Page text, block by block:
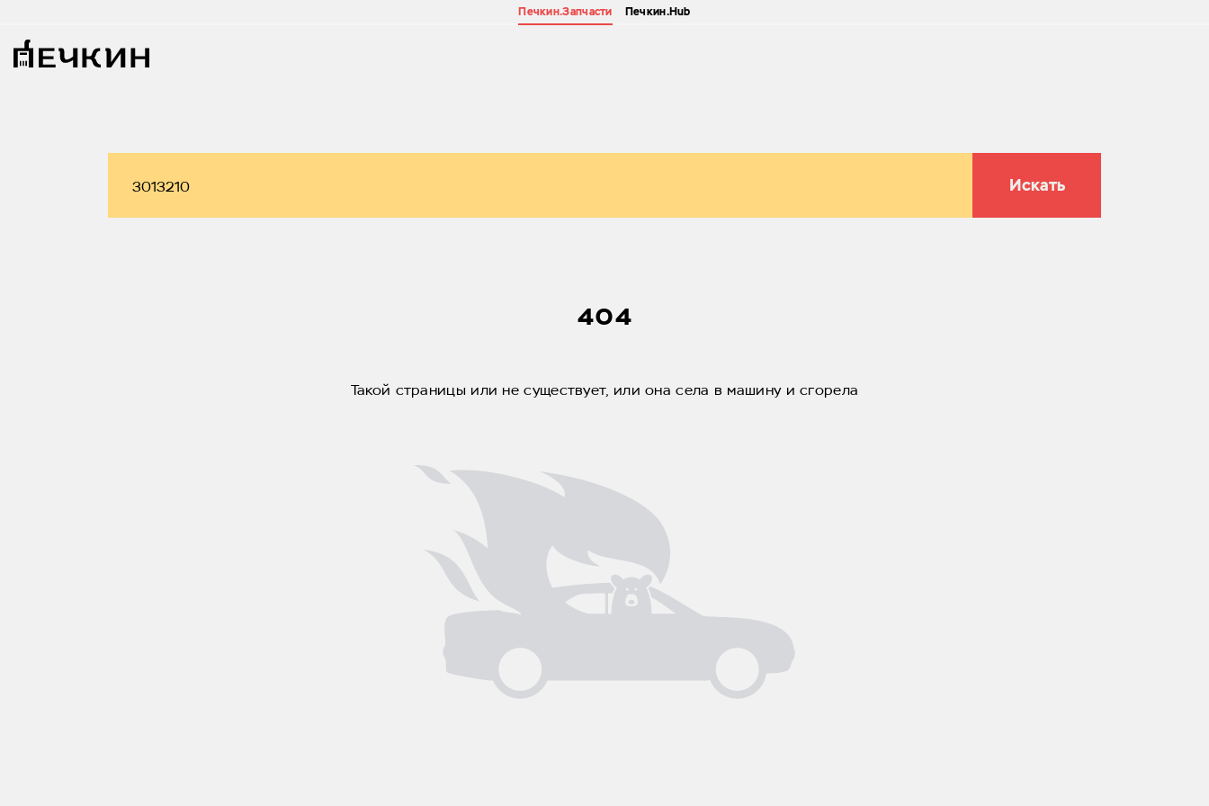
Печкин.Запчасти Печкин.Hub
Искать
404
Такой страницы или не существует, или она села в машину и сгорела